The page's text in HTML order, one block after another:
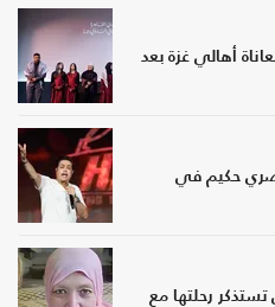
أهالي غزة بعد
حكيم في
رحلتها مع